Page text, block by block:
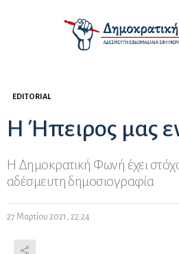
EDITORIAL
Η Ήπειρος μας
Η Δημοκρατική Φωνή έχει
αδέσμευτη δημοσιογραφία
27 Μαρτίου 2021, 22:24